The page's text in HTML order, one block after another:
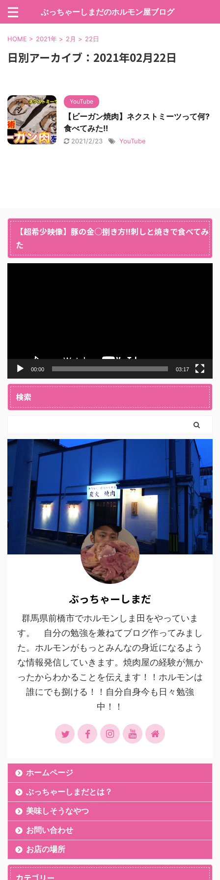
ぶっちゃーしまだのホルモン屋ブログ
HOME > 2021年 > 2月 > 22日
日別アーカイブ：2021年02月22日
YouTube
【ビーガン焼肉】ネクストミーツって何?
食べてみた!!
2021/2/23 YouTube
【超希少映像】豚の金○捌き方!!刺しと焼きで食べてみ
た
00:00 03:17
検索
ぶっちゃーしまだ
群馬県前橋市でホルモンしま田をやっていま
す。 自分の勉強を兼ねてブログ作ってみまし
た。ホルモンがもっとみんなの身近になるよう
な情報発信していきます。焼肉屋の経験が無か
ったからわかることを伝えます！！ホルモンは
誰にでも捌ける！！自分自身今も日々勉強
中！！
ホームページ
ぶっちゃーしまだとは？
美味しそうなやつ
お問い合わせ
お店の場所